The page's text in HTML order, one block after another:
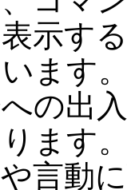
示す
ます
の出
ます。
言動